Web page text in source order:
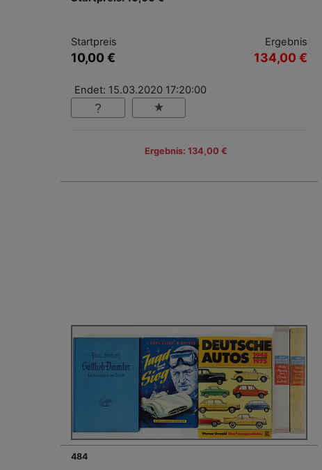
Startpreis
10,00 €
Ergebnis
134,00 €
Endet: 15.03.2020 17:20:00
Ergebnis: 134,00 €
484